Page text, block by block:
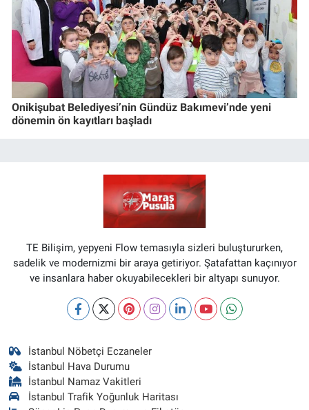
Onikişubat Belediyesi’nin Gündüz Bakımevi’nde yeni
dönemin ön kayıtları başladı
TE Bilişim, yepyeni Flow temasıyla sizleri buluştururken,
sadelik ve modernizmi bir araya getiriyor. Şatafattan kaçınıyor
ve insanlara haber okuyabilecekleri bir altyapı sunuyor.
İstanbul Nöbetçi Eczaneler
İstanbul Hava Durumu
İstanbul Namaz Vakitleri
İstanbul Trafik Yoğunluk Haritası